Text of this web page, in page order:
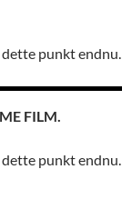
punkt endnu.
FILM.
punkt endnu.